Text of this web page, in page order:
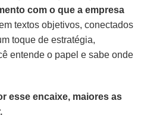
com o que a empresa
textos objetivos, conectados
toque de estratégia,
entende o papel e sabe onde
esse encaixe, maiores as